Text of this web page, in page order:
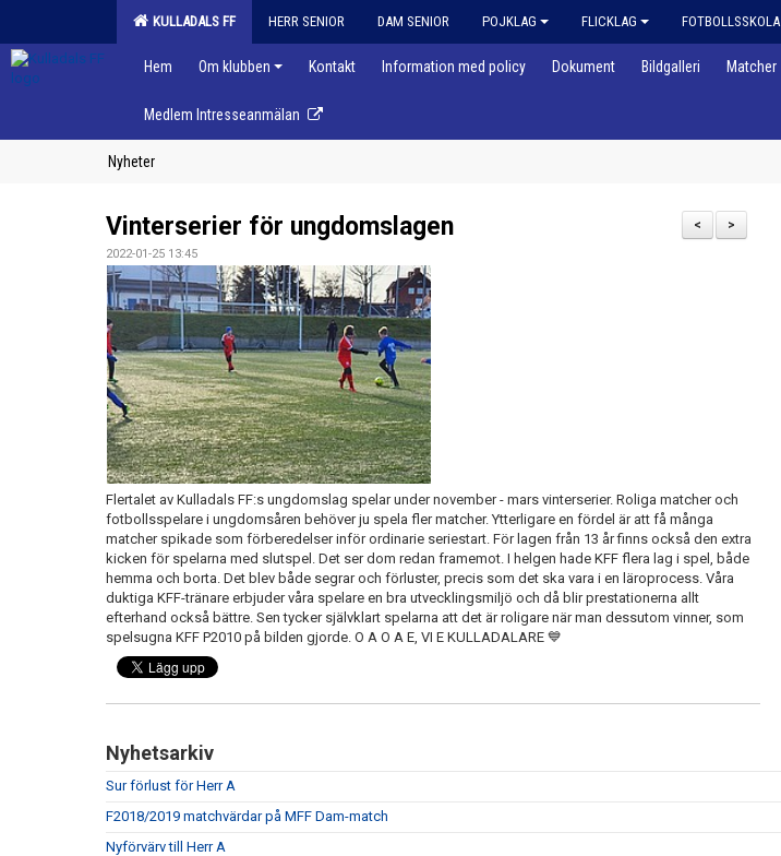
KULLADALS FF HERR SENIOR DAM SENIOR POJKLAG FLICKLAG FOTBOLLSSKOLA
Hem Om klubben Kontakt Information med policy Dokument Bildgalleri Matcher
Medlem Intresseanmälan
Nyheter
>
<
Vinterserier för ungdomslagen
2022-01-25 13:45
Flertalet av Kulladals FF:s ungdomslag spelar under november - mars vinterserier. Roliga matcher och
fotbollsspelare i ungdomsåren behöver ju spela fler matcher. Ytterligare en fördel är att få många
matcher spikade som förberedelser inför ordinarie seriestart. För lagen från 13 år finns också den extra
kicken för spelarna med slutspel. Det ser dom redan framemot. I helgen hade KFF flera lag i spel, både
hemma och borta. Det blev både segrar och förluster, precis som det ska vara i en läroprocess. Våra
duktiga KFF-tränare erbjuder våra spelare en bra utvecklingsmiljö och då blir prestationerna allt
efterhand också bättre. Sen tycker självklart spelarna att det är roligare när man dessutom vinner, som
spelsugna KFF P2010 på bilden gjorde. O A O A E, VI E KULLADALARE 💙
Nyhetsarkiv
Sur förlust för Herr A
F2018/2019 matchvärdar på MFF Dam-match
Nyförvärv till Herr A